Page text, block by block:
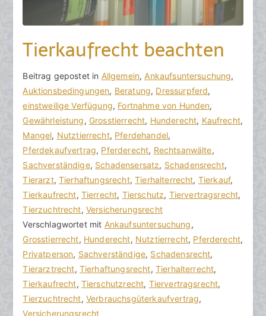
Tierkaufrecht beachten
V
o
n
h
o
r
a
k
R
e
c
h
t
s
a
n
w
B
e
i
t
r
a
g
v
e
r
ö
f
f
e
n
t
l
Beitrag gepostet in Allgemein,Ankaufsuntersuchung,
Auktionsbedingungen, Beratung, Dressurpferd,
einstweilige Verfügung, Fortnahme von Hunden,
Gewährleistung, Grosstierrecht, Hunderecht, Kaufrecht,
Mangel, Nutztierrecht, Pferdehandel,
Pferdekaufvertrag, Pferderecht, Rechtsanwälte,
Sachverständige, Schadensersatz, Schadensrecht,
Tierarzt,Tierhaftungsrecht,Tierhalterrecht, Tierkauf,
Tierkaufrecht, Tierrecht, Tierschutz, Tiervertragsrecht,
Tierzuchtrecht, Versicherungsrecht
Verschlagwortet mit Ankaufsuntersuchung,
Grosstierrecht, Hunderecht, Nutztierrecht, Pferderecht,
Privatperson, Sachverständige, Schadensrecht,
Tierarztrecht, Tierhaftungsrecht, Tierhalterrecht,
Tierkaufrecht, Tierschutzrecht, Tiervertragsrecht,
Tierzuchtrecht, Verbrauchsgüterkaufvertrag,
Versicherungsrecht
K
e
i
n
e
K
o
m
m
e
n
t
a
r
e
zu
Tierkaufrecht